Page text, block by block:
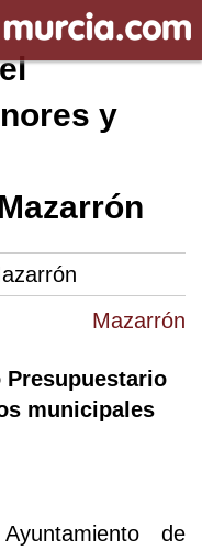
Mazarrón
y
Presupuestario
municipales
de